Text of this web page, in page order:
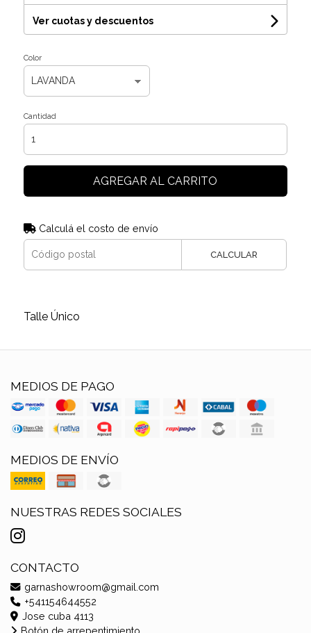
Ver cuotas y descuentos
Color
Cantidad
AGREGAR AL CARRITO
Calculá el costo de envío
CALCULAR
Talle Único
MEDIOS DE PAGO
MEDIOS DE ENVÍO
NUESTRAS REDES SOCIALES
CONTACTO
garnashowroom@gmail.com
+541154644552
Jose cuba 4113
Botón de arrepentimiento